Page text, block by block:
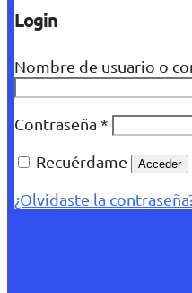
Login
Nombre de usuario o
Contraseña *
Recuérdame
Acceder
¿Olvidaste la